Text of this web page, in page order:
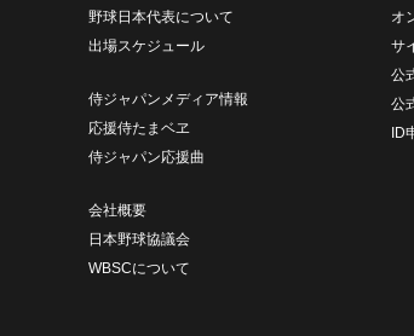
野球日本代表について
出場スケジュール
侍ジャパンメディア情報
応援侍たまベヱ
侍ジャパン応援曲
会社概要
日本野球協議会
WBSCについて
オ
サ
公
公
ID